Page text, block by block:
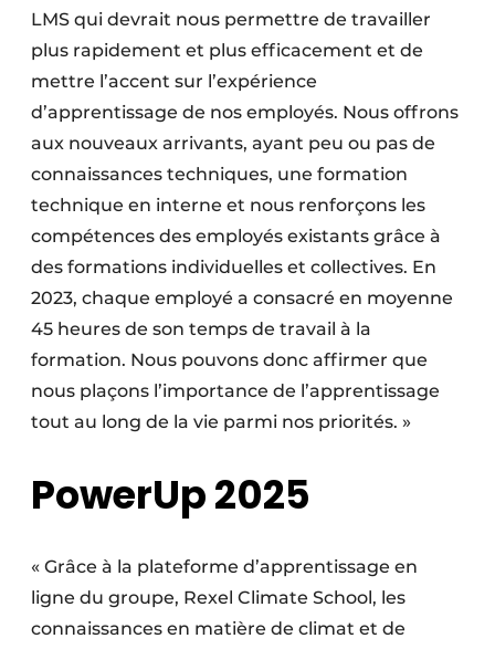
LMS qui devrait nous permettre de travailler
plus rapidement et plus efficacement et de
mettre l’accent sur l’expérience
d’apprentissage de nos employés. Nous offrons
aux nouveaux arrivants, ayant peu ou pas de
connaissances techniques, une formation
technique en interne et nous renforçons les
compétences des employés existants grâce à
des formations individuelles et collectives. En
2023, chaque employé a consacré en moyenne
45 heures de son temps de travail à la
formation. Nous pouvons donc affirmer que
nous plaçons l’importance de l’apprentissage
tout au long de la vie parmi nos priorités. »
PowerUp 2025
« Grâce à la plateforme d’apprentissage en
ligne du groupe, Rexel Climate School, les
connaissances en matière de climat et de